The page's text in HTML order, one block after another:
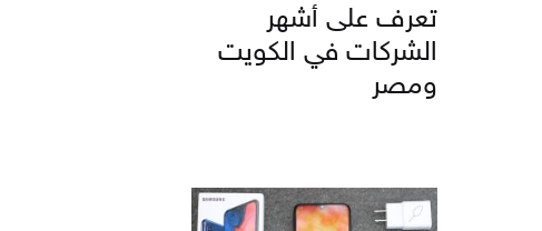
تعرف على أشهر
الشركات في الكويت
ومصر